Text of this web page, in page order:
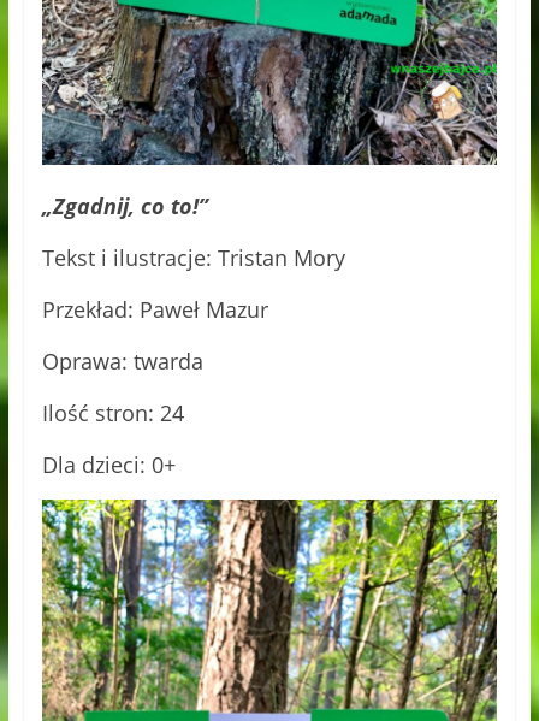
„Zgadnij, co to!”
Tekst i ilustracje: Tristan Mory
Przekład: Paweł Mazur
Oprawa: twarda
Ilość stron: 24
Dla dzieci: 0+